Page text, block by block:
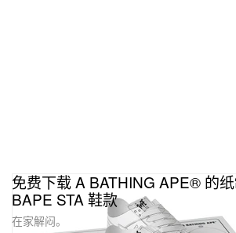
免费下载 A BATHING APE® 的
BAPE STA 鞋款
在家解闷。